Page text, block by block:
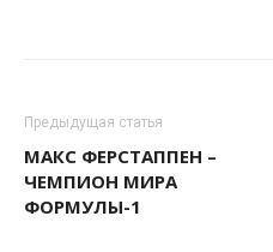
Предыдущая статья
МАКС ФЕРСТАППЕН –
ЧЕМПИОН МИРА
ФОРМУЛЫ-1